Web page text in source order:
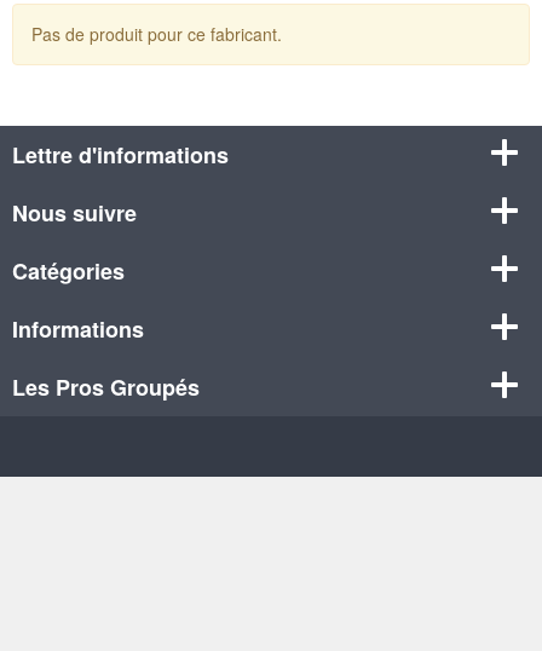
Pas de produit pour ce fabricant.
Lettre d'informations
Nous suivre
Catégories
Informations
Les Pros Groupés